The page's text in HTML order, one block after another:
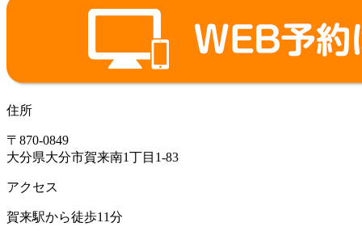
住所
〒870-0849
大分県大分市賀来南1丁目1-83
アクセス
賀来駅から徒歩11分